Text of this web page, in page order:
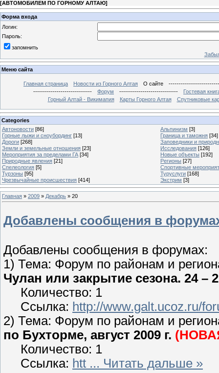
[АВТОМОБИЛЕМ ПО ГОРНОМУ АЛТАЮ]
Форма входа
Логин:
Пароль:
запомнить
Меню сайта
Главная страница Новости из Горного Алтая О сайте
------------------------------
Форум ------------------------------
Гостевая
Горный Алтай - Викимапия
Карты Горного Алтая Спутниковые
Categories
Автоновости [86] Альпинизм [3]
Горные лыжи и сноубординг [13] Граница и таможня [34]
Дороги [268]
Заповедники и
Земли и земельные отношения [23] Исследования [126]
Мероприятия за пределами ГА [34] Новые объекты [192]
Природные явления [21] Регионы [27]
Спелеология [5]
Спортивные
Турзоны [95] Туруслуги [168]
Чрезвычайные происшествия [414] Экстрим [3]
Главная » 2009 » Декабрь » 20
Добавлены сообщения в
Добавлены сообщения в форумах:
1) Тема: Форум по районам и
Чулан или закрытие сезона. 24 –
Количество: 1
Ссылка: http://www.galt.ucoz.ru/
2) Тема: Форум по районам и
по Бухторме, август 2009 г.
Количество: 1
Ссылка: htt ... Читать дальше »